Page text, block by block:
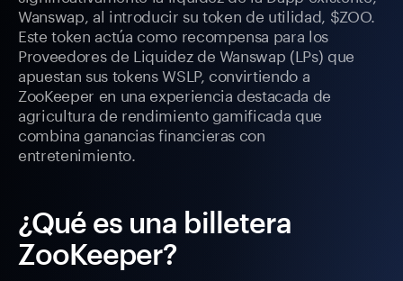
Wanswap, al introducir su token de utilidad, $ZOO.
Este token actúa como recompensa para los
Proveedores de Liquidez de Wanswap (LPs) que
apuestan sus tokens WSLP, convirtiendo a
ZooKeeper en una experiencia destacada de
agricultura de rendimiento gamificada que
combina ganancias financieras con
entretenimiento.
¿Qué es una billetera
ZooKeeper?